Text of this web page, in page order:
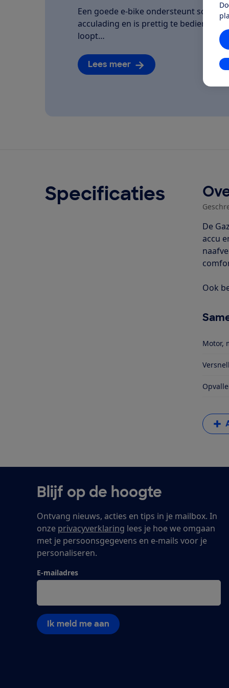
Een goede e-bike ondersteunt soepel,
acculading en is prettig te bedienen.
loopt…
Lees meer
Specificaties
De
accu
Ook
Motor,
Blijf op de hoogte
Ontvang nieuws, acties en tips in je mailbox. In
onze privacyverklaring lees je hoe we omgaan
met je persoonsgegevens en e-mails voor je
personaliseren.
E-mailadres
Ik meld me aan